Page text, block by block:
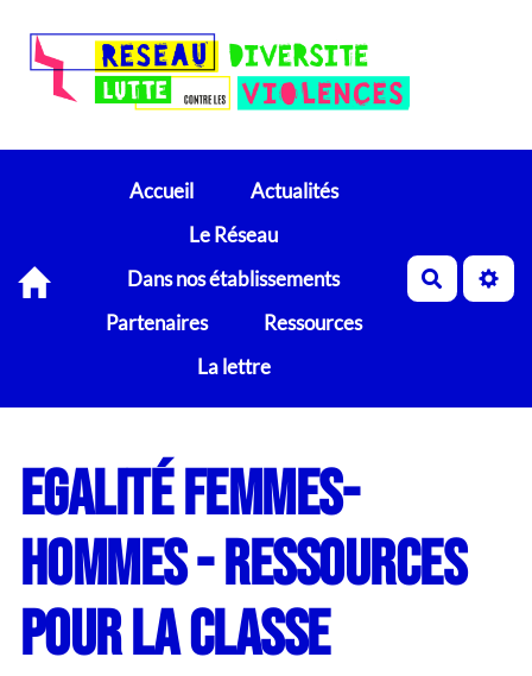
Accueil
Actualités
Le Réseau
Dans nos établissements
Partenaires
Ressources
La lettre
Egalité femmes-
hommes - Ressources
pour la classe